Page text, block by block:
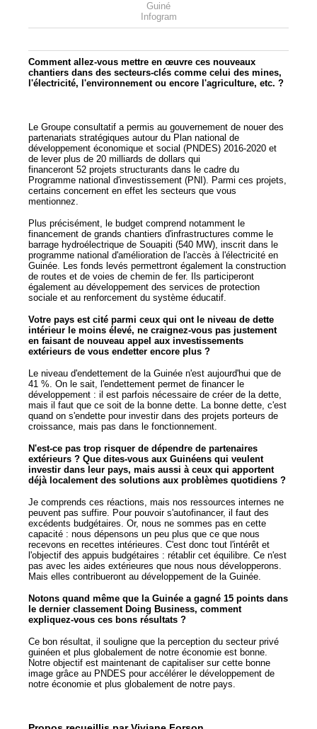
Guiné
Infogram
Comment allez-vous mettre en œuvre ces nouveaux
chantiers dans des secteurs-clés comme celui des mines,
l'électricité, l'environnement ou encore l'agriculture, etc. ?
Le Groupe consultatif a permis au gouvernement de nouer des
partenariats stratégiques autour du Plan national de
développement économique et social (PNDES) 2016-2020 et
de lever plus de 20 milliards de dollars qui
financeront 52 projets structurants dans le cadre du
Programme national d'investissement (PNI). Parmi ces projets,
certains concernent en effet les secteurs que vous
mentionnez.
Plus précisément, le budget comprend notamment le
financement de grands chantiers d'infrastructures comme le
barrage hydroélectrique de Souapiti (540 MW), inscrit dans le
programme national d'amélioration de l'accès à l'électricité en
Guinée. Les fonds levés permettront également la construction
de routes et de voies de chemin de fer. Ils participeront
également au développement des services de protection
sociale et au renforcement du système éducatif.
Votre pays est cité parmi ceux qui ont le niveau de dette
intérieur le moins élevé, ne craignez-vous pas justement
en faisant de nouveau appel aux investissements
extérieurs de vous endetter encore plus ?
Le niveau d'endettement de la Guinée n'est aujourd'hui que de
41 %. On le sait, l'endettement permet de financer le
développement : il est parfois nécessaire de créer de la dette,
mais il faut que ce soit de la bonne dette. La bonne dette, c'est
quand on s'endette pour investir dans des projets porteurs de
croissance, mais pas dans le fonctionnement.
N'est-ce pas trop risquer de dépendre de partenaires
extérieurs ? Que dites-vous aux Guinéens qui veulent
investir dans leur pays, mais aussi à ceux qui apportent
déjà localement des solutions aux problèmes quotidiens ?
Je comprends ces réactions, mais nos ressources internes ne
peuvent pas suffire. Pour pouvoir s'autofinancer, il faut des
excédents budgétaires. Or, nous ne sommes pas en cette
capacité : nous dépensons un peu plus que ce que nous
recevons en recettes intérieures. C'est donc tout l'intérêt et
l'objectif des appuis budgétaires : rétablir cet équilibre. Ce n'est
pas avec les aides extérieures que nous nous développerons.
Mais elles contribueront au développement de la Guinée.
Notons quand même que la Guinée a gagné 15 points dans
le dernier classement Doing Business, comment
expliquez-vous ces bons résultats ?
Ce bon résultat, il souligne que la perception du secteur privé
guinéen et plus globalement de notre économie est bonne.
Notre objectif est maintenant de capitaliser sur cette bonne
image grâce au PNDES pour accélérer le développement de
notre économie et plus globalement de notre pays.